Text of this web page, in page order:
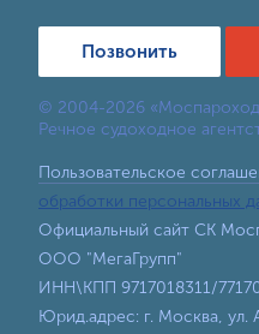
Позвонить
© 2004-2026
Речное судоходное
Пользовательское
обработки персональных
Официальный сайт СК
ООО "МегаГрупп"
ИНН\КПП 9717018311/
Юрид.адрес: г. Москва, ул.